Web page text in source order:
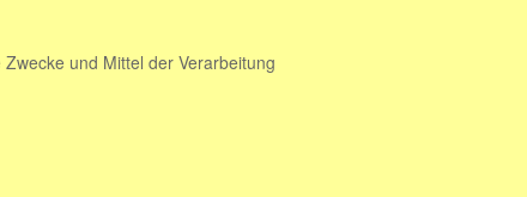
und Mittel der Verarbeitung